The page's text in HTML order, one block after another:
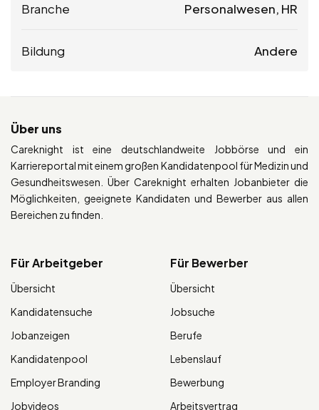
Branche Personalwesen, HR
Bildung Andere
Über uns
Careknight ist eine deutschlandweite Jobbörse und ein
Karriereportal mit einem großen Kandidatenpool für Medizin und
Gesundheitswesen. Über Careknight erhalten Jobanbieter die
Möglichkeiten, geeignete Kandidaten und Bewerber aus allen
Bereichen zu finden.
Für Arbeitgeber
Übersicht
Kandidatensuche
Jobanzeigen
Kandidatenpool
Employer Branding
Jobvideos
Für Bewerber
Übersicht
Jobsuche
Berufe
Lebenslauf
Bewerbung
Arbeitsvertrag